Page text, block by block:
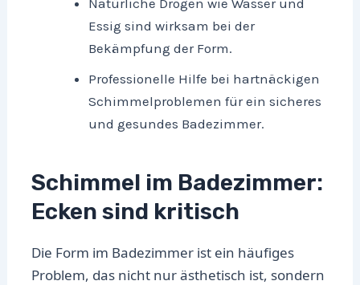
Natürliche Drogen wie Wasser und
Essig sind wirksam bei der
Bekämpfung der Form.
Professionelle Hilfe bei hartnäckigen
Schimmelproblemen für ein sicheres
und gesundes Badezimmer.
Schimmel im Badezimmer:
Ecken sind kritisch
Die Form im Badezimmer ist ein häufiges
Problem, das nicht nur ästhetisch ist, sondern